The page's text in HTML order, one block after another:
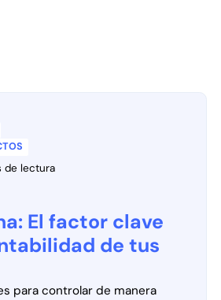
de lectura
El factor clave
de tus
para controlar de manera